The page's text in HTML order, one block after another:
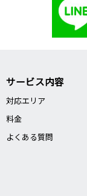
サービス内容
対応エリア
料金
よくある質問